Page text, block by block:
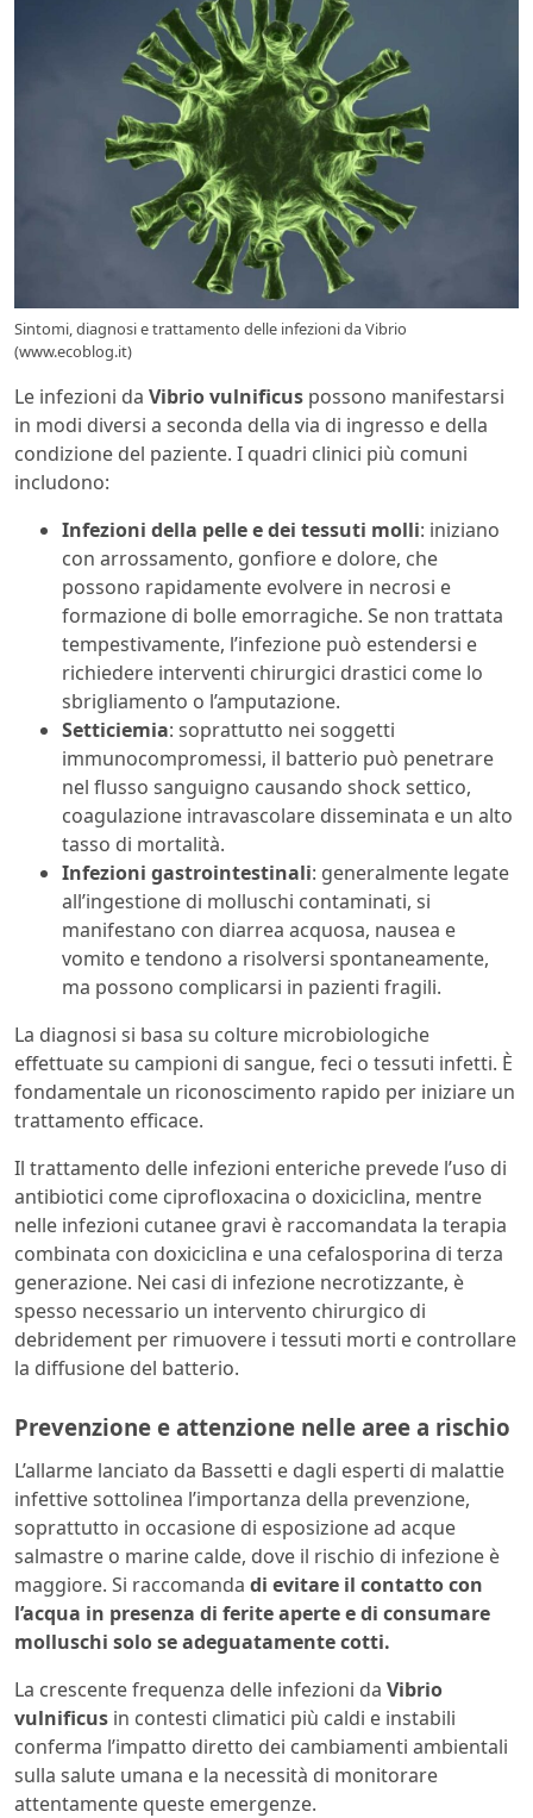
Sintomi, diagnosi e trattamento delle infezioni da Vibrio
(www.ecoblog.it)
Le infezioni da Vibrio vulnificus possono manifestarsi
in modi diversi a seconda della via di ingresso e della
condizione del paziente. I quadri clinici più comuni
includono:
Infezioni della pelle e dei tessuti molli: iniziano
con arrossamento, gonfiore e dolore, che
possono rapidamente evolvere in necrosi e
formazione di bolle emorragiche. Se non trattata
tempestivamente, l’infezione può estendersi e
richiedere interventi chirurgici drastici come lo
sbrigliamento o l’amputazione.
Setticiemia: soprattutto nei soggetti
immunocompromessi, il batterio può penetrare
nel flusso sanguigno causando shock settico,
coagulazione intravascolare disseminata e un alto
tasso di mortalità.
Infezioni gastrointestinali: generalmente legate
all’ingestione di molluschi contaminati, si
manifestano con diarrea acquosa, nausea e
vomito e tendono a risolversi spontaneamente,
ma possono complicarsi in pazienti fragili.
La diagnosi si basa su colture microbiologiche
effettuate su campioni di sangue, feci o tessuti infetti. È
fondamentale un riconoscimento rapido per iniziare un
trattamento efficace.
Il trattamento delle infezioni enteriche prevede l’uso di
antibiotici come ciprofloxacina o doxiciclina, mentre
nelle infezioni cutanee gravi è raccomandata la terapia
combinata con doxiciclina e una cefalosporina di terza
generazione. Nei casi di infezione necrotizzante, è
spesso necessario un intervento chirurgico di
debridement per rimuovere i tessuti morti e controllare
la diffusione del batterio.
Prevenzione e attenzione nelle aree a rischio
L’allarme lanciato da Bassetti e dagli esperti di malattie
infettive sottolinea l’importanza della prevenzione,
soprattutto in occasione di esposizione ad acque
salmastre o marine calde, dove il rischio di infezione è
maggiore. Si raccomanda di evitare il contatto con
l’acqua in presenza di ferite aperte e di consumare
molluschi solo se adeguatamente cotti.
La crescente frequenza delle infezioni da Vibrio
vulnificus in contesti climatici più caldi e instabili
conferma l’impatto diretto dei cambiamenti ambientali
sulla salute umana e la necessità di monitorare
attentamente queste emergenze.